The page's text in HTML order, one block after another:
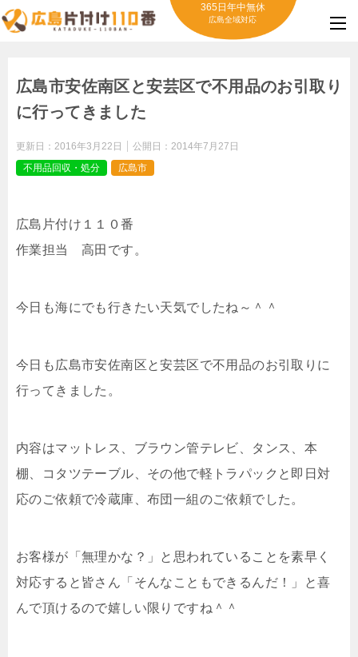
365日年中無休
広島全域対応
広島市安佐南区と安芸区で不用品のお引取り
に行ってきました
更新日： 2016年3月22日 公開日： 2014年7月27日
不用品回収・処分
広島市
広島片付け１１０番
作業担当 高田です。
今日も海にでも行きたい天気でしたね～＾＾
今日も広島市安佐南区と安芸区で不用品のお引取りに
行ってきました。
内容はマットレス、ブラウン管テレビ、タンス、本
棚、コタツテーブル、その他で軽トラパックと即日対
応のご依頼で冷蔵庫、布団一組のご依頼でした。
お客様が「無理かな？」と思われていることを素早く
対応すると皆さん「そんなこともできるんだ！」と喜
んで頂けるので嬉しい限りですね＾＾